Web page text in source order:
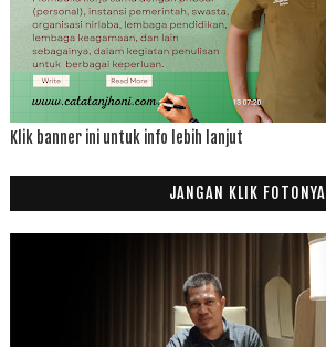
Klik banner ini untuk info lebih lanjut
JANGAN KLIK FOTONYA